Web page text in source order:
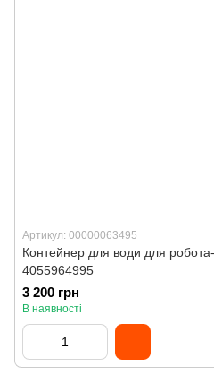
Артикул: 00000063495
Контейнер для води для
4055964995
3 200 грн
В наявності